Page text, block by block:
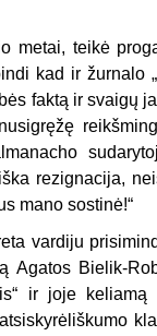
metai, teikė
kad ir žurnalo
faktą ir svaigų
rezignacija,
mano sostinė!“
vardiju
Agatos Bielik-
ir joje